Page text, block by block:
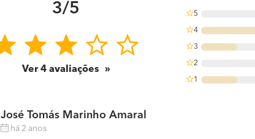
3/5
Ver4avaliações
5
4 50%
3 25%
2
1 25%
José Tomás Marinho Amaral
há 2 anos